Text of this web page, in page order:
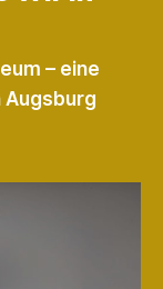
– eine
Augsburg